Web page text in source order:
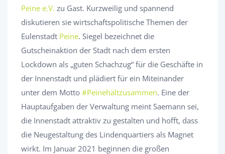
Peine e.V. zu Gast. Kurzweilig und spannend
diskutieren sie wirtschaftspolitische Themen der
Eulenstadt Peine. Siegel bezeichnet die
Gutscheinaktion der Stadt nach dem ersten
Lockdown als „guten Schachzug“ für die Geschäfte in
der Innenstadt und plädiert für ein Miteinander
unter dem Motto #Peinehältzusammen. Eine der
Hauptaufgaben der Verwaltung meint Saemann sei,
die Innenstadt attraktiv zu gestalten und hofft, dass
die Neugestaltung des Lindenquartiers als Magnet
wirkt. Im Januar 2021 beginnen die großen